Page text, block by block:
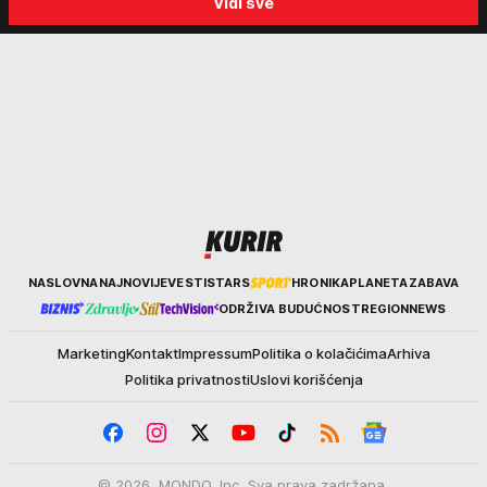
anticivilizacijska poruka"
kakva je situacija sa
KurirNASLOVNANAJNOVIJEVESTISTARS HRONIKAPLANETAZABAVA
ODRŽIVA BUDUĆNOSTREGIONNEWS
MarketingKontaktImpressumPolitika o kolačićimaArhiva
Politika privatnostiUslovi korišćenja